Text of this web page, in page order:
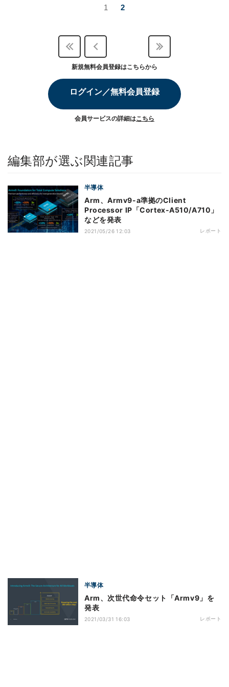
1 2
新規無料会員登録はこちらから
ログイン／無料会員登録
会員サービスの詳細はこちら
編集部が選ぶ関連記事
半導体
Arm、Armv9-a準拠のClient
Processor IP「Cortex-A510/A710」
などを発表
2021/05/26 12:03 レポート
半導体
Arm、次世代命令セット「Armv9」を
発表
2021/03/31 16:03 レポート